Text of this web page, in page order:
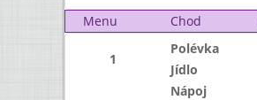
Menu Chod
1
Polévka
Jídlo
Nápoj